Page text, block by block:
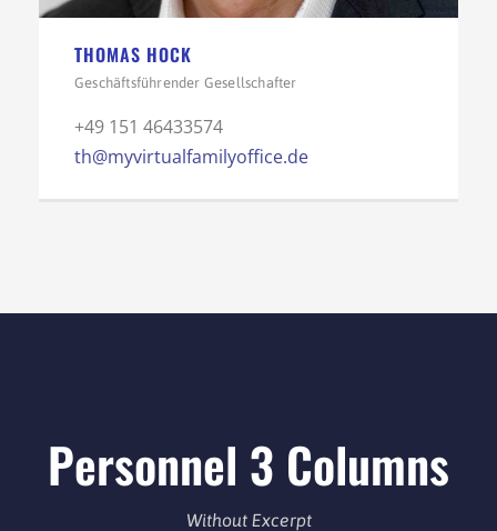
THOMAS HOCK
Geschäftsführender Gesellschafter
+49 151 46433574
th@myvirtualfamilyoffice.de
Personnel 3 Columns
Without Excerpt